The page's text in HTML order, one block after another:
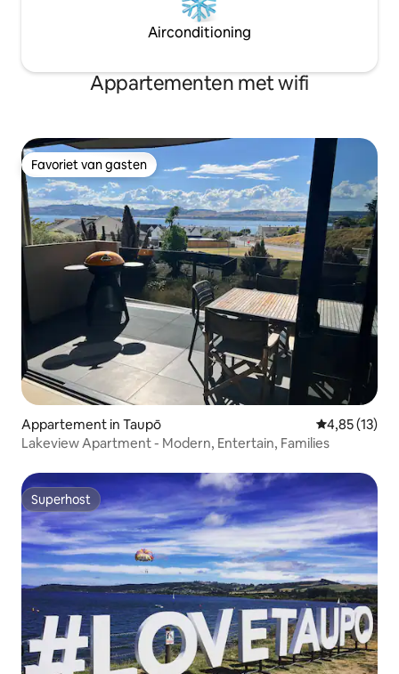
Airconditioning
Appartementen met wifi
Favoriet van gasten
Favoriet van gasten
Appartement in Taupō Gemiddelde
4,85 (13)
Lakeview Apartment - Modern, Entertain, Families
Superhost
Superhost